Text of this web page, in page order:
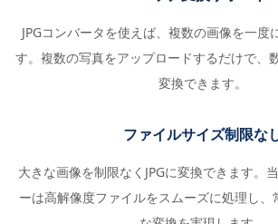
JPGコンバータを使えば、複数の画像を一度
す。複数の写真をアップロードするだけで、
変換できます。
ファイルサイズ制限な
大きな画像を制限なくJPGに変換できます。
ーは高解像度ファイルをスムーズに処理し、